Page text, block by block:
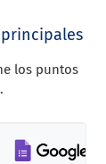
los puntos